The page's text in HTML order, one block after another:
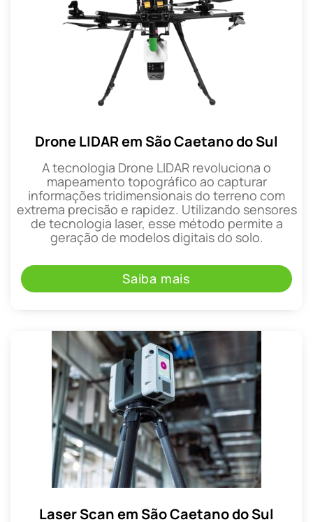
Drone LIDAR em São Caetano do Sul
A tecnologia Drone LIDAR revoluciona o
mapeamento topográfico ao capturar
informações tridimensionais do terreno com
extrema precisão e rapidez. Utilizando sensores
de tecnologia laser, esse método permite a
geração de modelos digitais do solo.
Saiba mais
Laser Scan em São Caetano do Sul